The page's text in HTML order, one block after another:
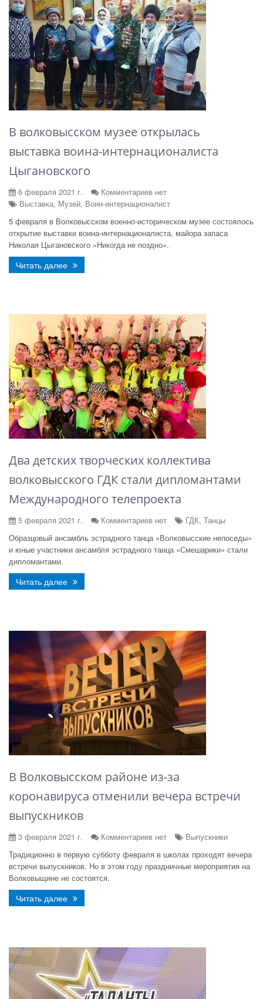
В волковысском музее открылась
выставка воина-интернационалиста
Цыгановского
6 февраля 2021 г.
Комментариев нет
Выставка, Музей, Воин-интернационалист
5 февраля в Волковысском военно-историческом музее состоялось
открытие выставки воина-интернационалиста, майора запаса
Николая Цыгановского «Никогда не поздно».
Читать далее
Два детских творческих коллектива
волковысского ГДК стали дипломантами
Международного телепроекта
5 февраля 2021 г. Комментариев нет
ГДК, Танцы
Образцовый ансамбль эстрадного танца «Волковысские непоседы»
и юные участники ансамбля эстрадного танца «Смешарики» стали
дипломантами.
Читать далее
В Волковысском районе из-за
коронавируса отменили вечера встречи
выпускников
3 февраля 2021 г. Комментариев нет
Выпускники
Традиционно в первую субботу февраля в школах проходят вечера
встречи выпускников. Но в этом году праздничные мероприятия на
Волковыщине не состоятся.
Читать далее